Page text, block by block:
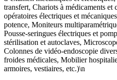
transfert, Chariots à médicaments et
opératoires électriques et
potence, Moniteurs
Pousse-seringues électriques et
stérilisation et autoclaves,
Colonnes de vidéo-endoscopie
froides médicales, Mobilier
armoires, vestiaires, etc.)\n